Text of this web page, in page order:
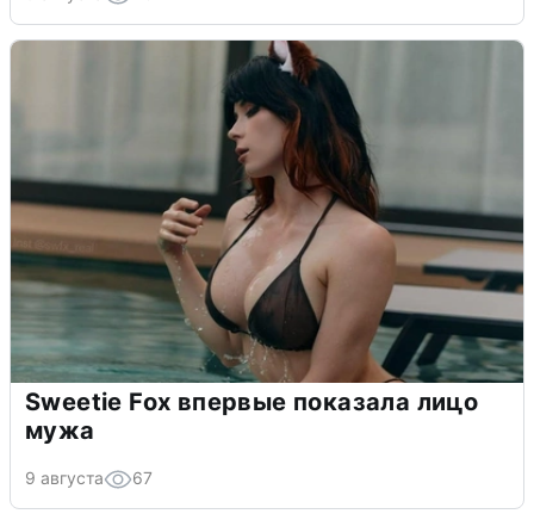
Sweetie Fox впервые показала лицо
мужа
9 августа 67